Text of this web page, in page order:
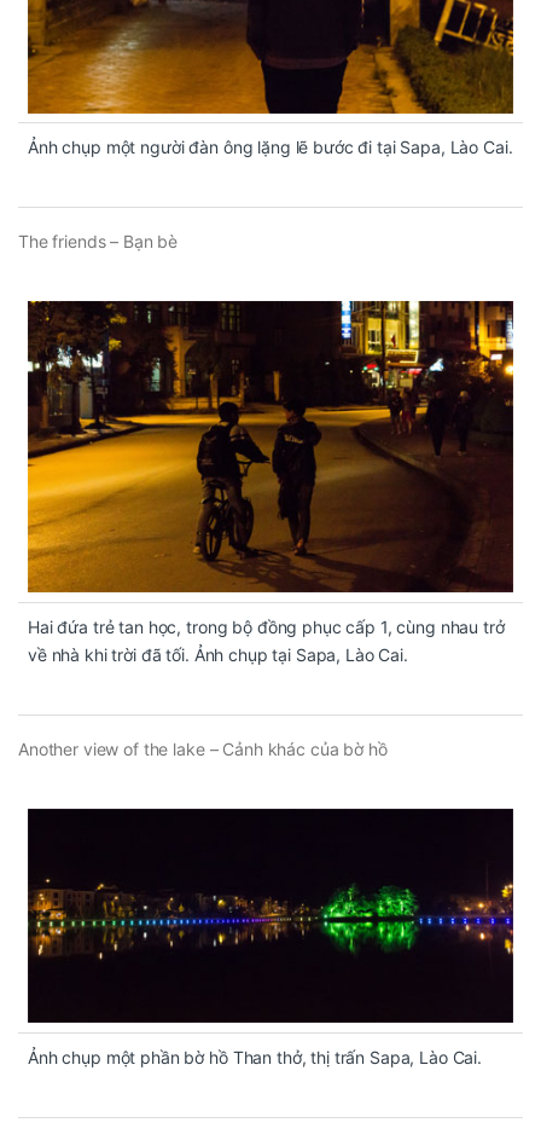
Ảnh chụp một người đàn ông lặng lẽ bước đi tại Sapa, Lào Cai.
The friends – Bạn bè
Hai đứa trẻ tan học, trong bộ đồng phục cấp 1, cùng nhau trở
về nhà khi trời đã tối. Ảnh chụp tại Sapa, Lào Cai.
Another view of the lake – Cảnh khác của bờ hồ
Ảnh chụp một phần bờ hồ Than thở, thị trấn Sapa, Lào Cai.